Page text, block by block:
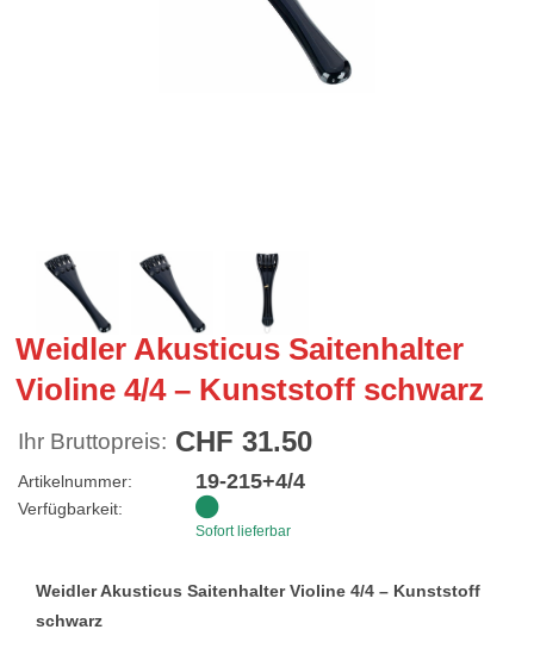
Weidler Akusticus Saitenhalter
Violine 4/4 – Kunststoff schwarz
Ihr Bruttopreis: CHF 31.50
Artikelnummer: 19-215+4/4
Verfügbarkeit:
Sofort lieferbar
Weidler Akusticus Saitenhalter Violine 4/4 – Kunststoff
schwarz